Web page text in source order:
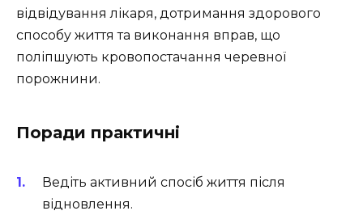
відвідування лікаря, дотримання здорового
способу життя та виконання вправ, що
поліпшують кровопостачання черевної
порожнини.
Поради практичні
Ведіть активний спосіб життя після
відновлення.